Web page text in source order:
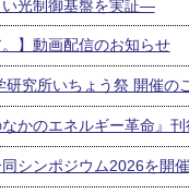
光制御基盤を実証―
。】動画配信のお知らせ
究所いちょう祭 開催の
かのエネルギー革命』
シンポジウム2026を開